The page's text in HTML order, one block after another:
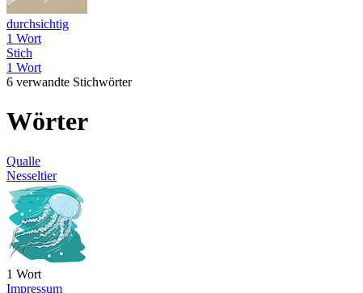
durchsichtig
1 Wort
Stich
1 Wort
6 verwandte Stichwörter
Wörter
Qualle
Nesseltier
1 Wort
Impressum